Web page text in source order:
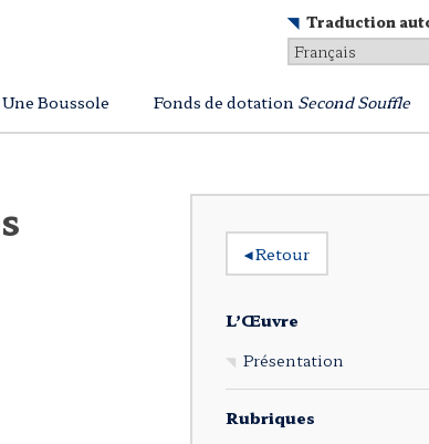
Traduction
Une Boussole Fonds de dotation Second Souffle
◂Retour
L’Œuvre
Présentation
Rubriques